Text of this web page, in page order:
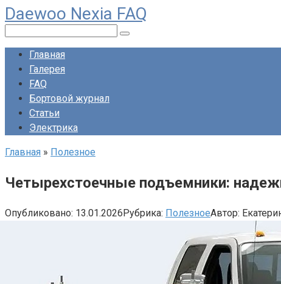
Перейти
к
контенту
Daewoo Nexia FAQ
Главная
Галерея
FAQ
Бортовой журнал
Статьи
Электрика
Главная » Полезное
Четырехстоечные подъемники:
Опубликовано: 13.01.2026Рубрика: ПолезноеАвтор: